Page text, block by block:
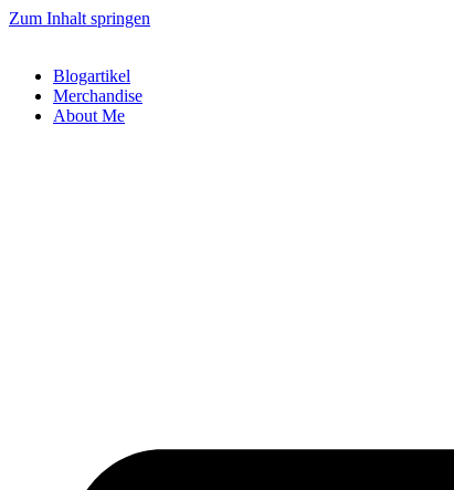
Zum Inhalt springen
Blogartikel
Merchandise
About Me